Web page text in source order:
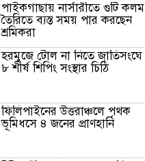
পাইকগাছায় নার্সারীতে গুটি কলম
তৈরিতে ব্যস্ত সময় পার করছেন
শ্রমিকরা
হরমুজে টোল না নিতে জাতিসংঘে
৮ শীর্ষ শিপিং সংস্থার চিঠি
ফিলিপাইনের উত্তরাঞ্চলে পৃথক
ভূমিধসে ৪ জনের প্রাণহানি